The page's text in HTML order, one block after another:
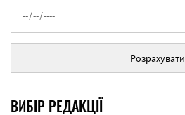
Розрахувати
ВИБІР РЕДАКЦІЇ